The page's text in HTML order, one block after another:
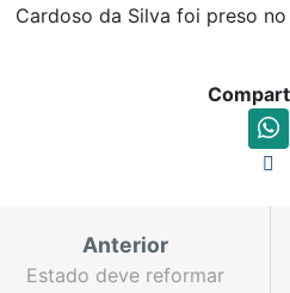
Cardoso da Silva foi preso
Anterior
Estado deve reformar